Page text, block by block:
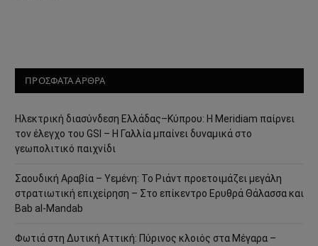
ΠΡΟΣΦΑΤΑ ΑΡΘΡΑ
Ηλεκτρική διασύνδεση Ελλάδας–Κύπρου: Η Meridiam παίρνει
τον έλεγχο του GSI – Η Γαλλία μπαίνει δυναμικά στο
γεωπολιτικό παιχνίδι
Σαουδική Αραβία – Υεμένη: Το Ριάντ προετοιμάζει μεγάλη
στρατιωτική επιχείρηση – Στο επίκεντρο Ερυθρά Θάλασσα και
Bab al-Mandab
Φωτιά στη Δυτική Αττική: Πύρινος κλοιός στα Μέγαρα –